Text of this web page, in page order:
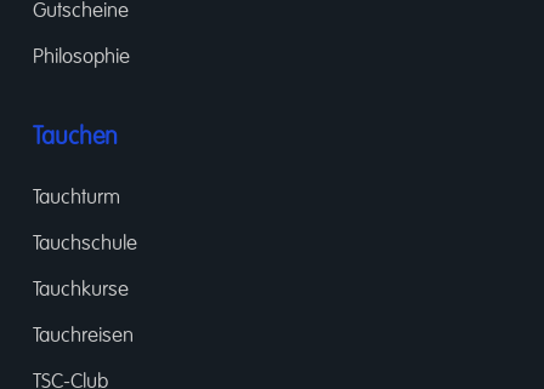
Gutscheine
Philosophie
Tauchen
Tauchturm
Tauchschule
Tauchkurse
Tauchreisen
TSC-Club